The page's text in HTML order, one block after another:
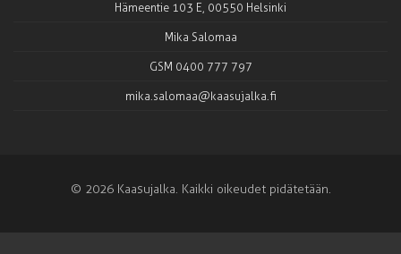
Hämeentie 103 E, 00550 Helsinki
Mika Salomaa
GSM 0400 777 797
mika.salomaa@kaasujalka.fi
© 2026 Kaasujalka. Kaikki oikeudet pidätetään.